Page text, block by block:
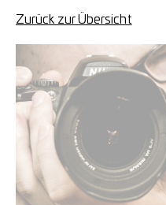
Zurück zur Übersicht